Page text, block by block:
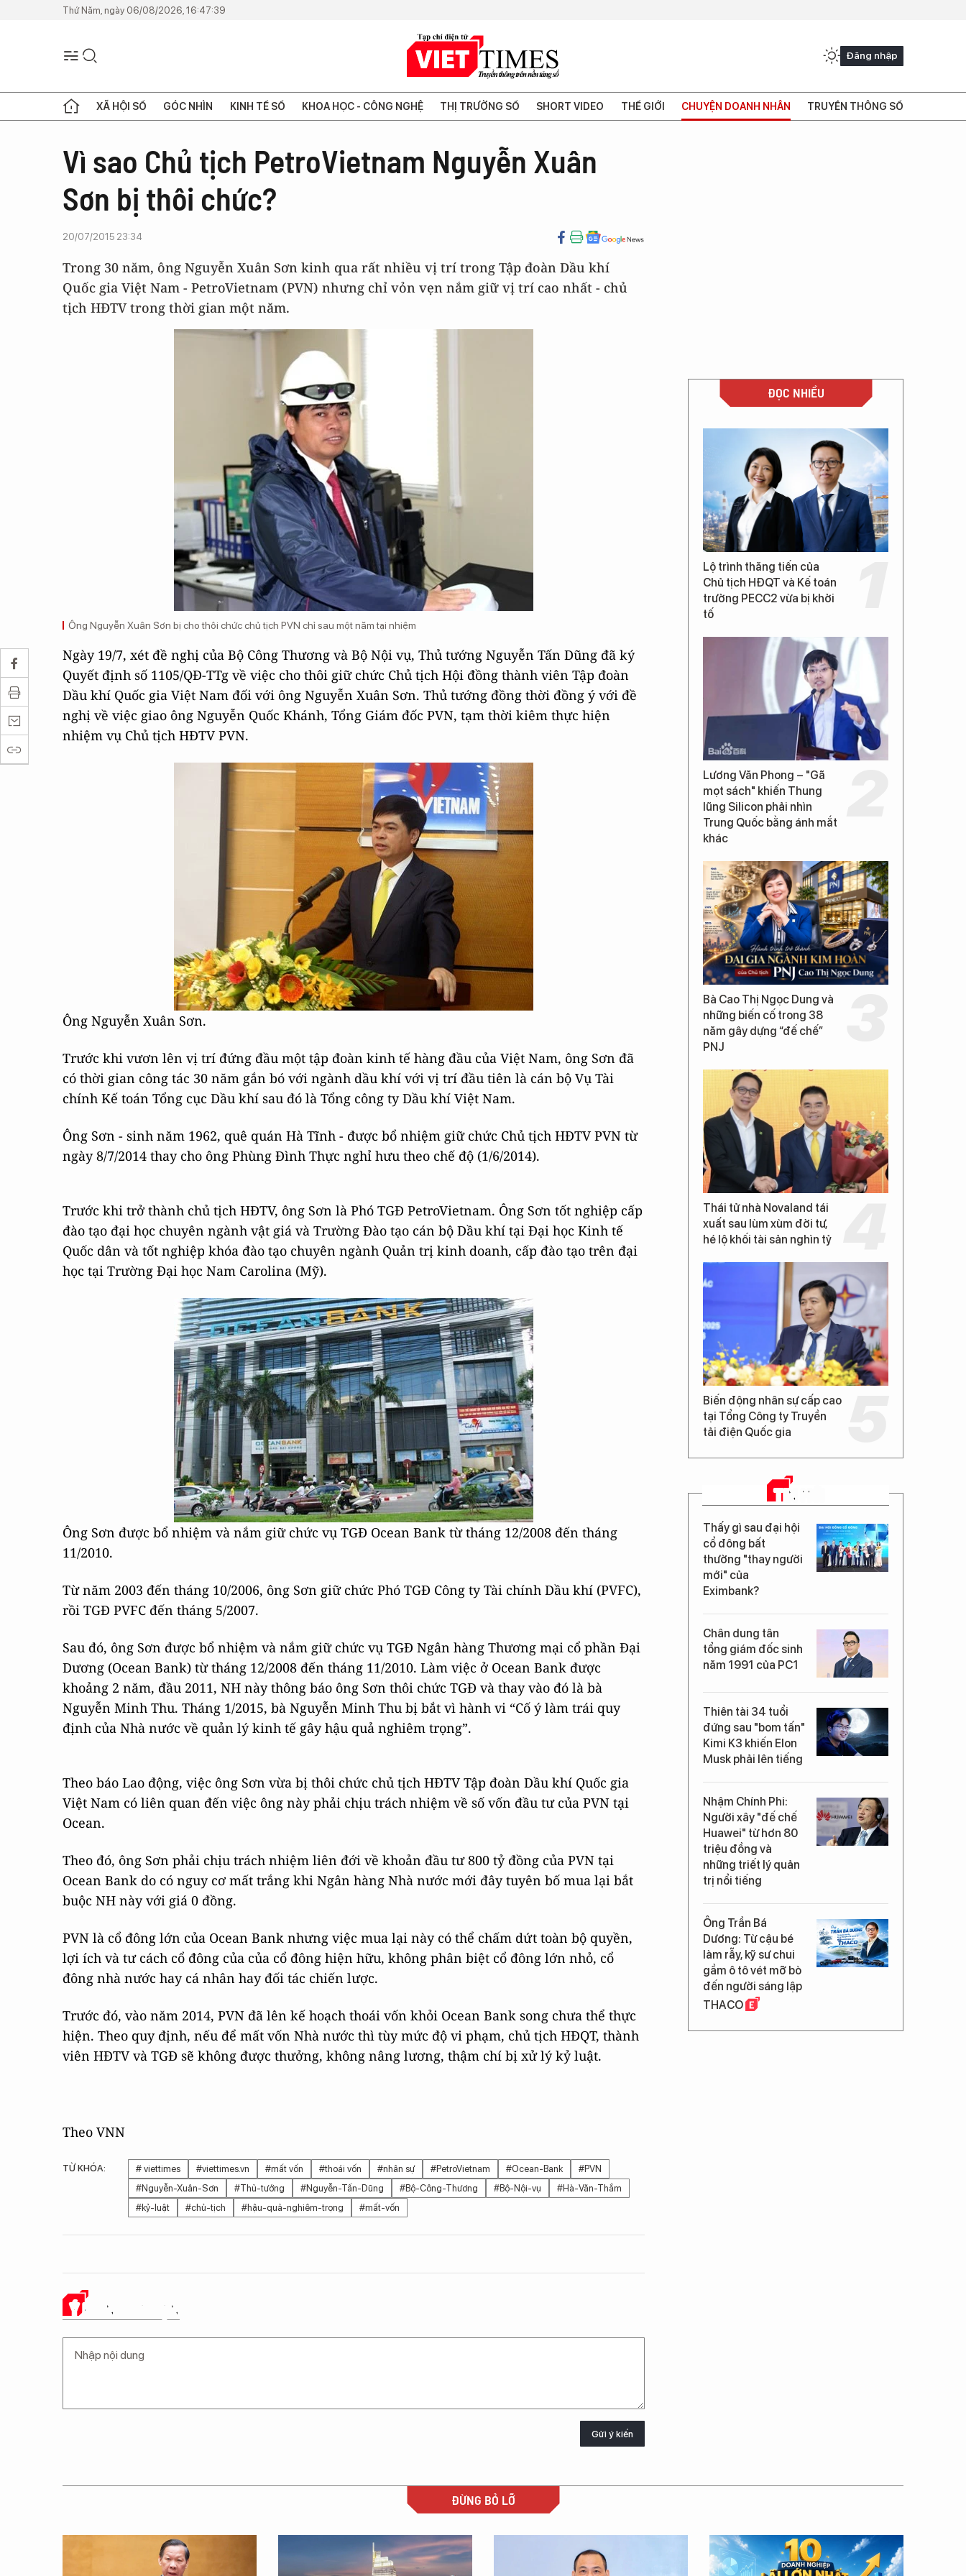
Thứ Năm, ngày 06/08/2026, 16:47:39
Đăng nhập
XÃ HỘI SỐ GÓC NHÌN KINH TẾ SỐ KHOA HỌC - CÔNG NGHỆ THỊ TRƯỜNG SỐ SHORT VIDEO THẾ GIỚI CHUYỆN DOANH NHÂN TRUYỀN THÔNG SỐ
Vì sao Chủ tịch PetroVietnam Nguyễn Xuân
Sơn bị thôi chức?
20/07/2015 23:34
Trong 30 năm, ông Nguyễn Xuân Sơn kinh qua rất nhiều vị trí trong Tập đoàn Dầu khí
Quốc gia Việt Nam - PetroVietnam (PVN) nhưng chỉ vỏn vẹn nắm giữ vị trí cao nhất - chủ
tịch HĐTV trong thời gian một năm.
Ông Nguyễn Xuân Sơn bị cho thôi chức chủ tịch PVN chỉ sau một năm tại nhiệm
Ngày 19/7, xét đề nghị của Bộ Công Thương và Bộ Nội vụ, Thủ tướng Nguyễn Tấn Dũng đã ký
Quyết định số 1105/QĐ-TTg về việc cho thôi giữ chức Chủ tịch Hội đồng thành viên Tập đoàn
Dầu khí Quốc gia Việt Nam đối với ông Nguyễn Xuân Sơn. Thủ tướng đồng thời đồng ý với đề
nghị về việc giao ông Nguyễn Quốc Khánh, Tổng Giám đốc PVN, tạm thời kiêm thực hiện
nhiệm vụ Chủ tịch HĐTV PVN.
Ông Nguyễn Xuân Sơn.
Trước khi vươn lên vị trí đứng đầu một tập đoàn kinh tế hàng đầu của Việt Nam, ông Sơn đã
có thời gian công tác 30 năm gắn bó với ngành dầu khí với vị trí đầu tiên là cán bộ Vụ Tài
chính Kế toán Tổng cục Dầu khí sau đó là Tổng công ty Dầu khí Việt Nam.
Ông Sơn - sinh năm 1962, quê quán Hà Tĩnh - được bổ nhiệm giữ chức Chủ tịch HĐTV PVN từ
ngày 8/7/2014 thay cho ông Phùng Đình Thực nghỉ hưu theo chế độ (1/6/2014).
Trước khi trở thành chủ tịch HĐTV, ông Sơn là Phó TGĐ PetroVietnam. Ông Sơn tốt nghiệp cấp
đào tạo đại học chuyên ngành vật giá và Trường Đào tạo cán bộ Dầu khí tại Đại học Kinh tế
Quốc dân và tốt nghiệp khóa đào tạo chuyên ngành Quản trị kinh doanh, cấp đào tạo trên đại
học tại Trường Đại học Nam Carolina (Mỹ).
Ông Sơn được bổ nhiệm và nắm giữ chức vụ TGĐ Ocean Bank từ tháng 12/2008 đến tháng
11/2010.
Từ năm 2003 đến tháng 10/2006, ông Sơn giữ chức Phó TGĐ Công ty Tài chính Dầu khí (PVFC),
rồi TGĐ PVFC đến tháng 5/2007.
Sau đó, ông Sơn được bổ nhiệm và nắm giữ chức vụ TGĐ Ngân hàng Thương mại cổ phần Đại
Dương (Ocean Bank) từ tháng 12/2008 đến tháng 11/2010. Làm việc ở Ocean Bank được
khoảng 2 năm, đầu 2011, NH này thông báo ông Sơn thôi chức TGĐ và thay vào đó là bà
Nguyễn Minh Thu. Tháng 1/2015, bà Nguyễn Minh Thu bị bắt vì hành vi “Cố ý làm trái quy
định của Nhà nước về quản lý kinh tế gây hậu quả nghiêm trọng”.
Theo báo Lao động, việc ông Sơn vừa bị thôi chức chủ tịch HĐTV Tập đoàn Dầu khí Quốc gia
Việt Nam có liên quan đến việc ông này phải chịu trách nhiệm về số vốn đầu tư của PVN tại
Ocean.
Theo đó, ông Sơn phải chịu trách nhiệm liên đới về khoản đầu tư 800 tỷ đồng của PVN tại
Ocean Bank do có nguy cơ mất trắng khi Ngân hàng Nhà nước mới đây tuyên bố mua lại bắt
buộc NH này với giá 0 đồng.
PVN là cổ đông lớn của Ocean Bank nhưng việc mua lại này có thể chấm dứt toàn bộ quyền,
lợi ích và tư cách cổ đông của của cổ đông hiện hữu, không phân biệt cổ đông lớn nhỏ, cổ
đông nhà nước hay cá nhân hay đối tác chiến lược.
Trước đó, vào năm 2014, PVN đã lên kế hoạch thoái vốn khỏi Ocean Bank song chưa thể thực
hiện. Theo quy định, nếu để mất vốn Nhà nước thì tùy mức độ vi phạm, chủ tịch HĐQT, thành
viên HĐTV và TGĐ sẽ không được thưởng, không nâng lương, thậm chí bị xử lý kỷ luật.
Theo VNN
TỪ KHÓA: # viettimes #viettimes.vn #mất vốn #thoái vốn #nhân sự #PetroVietnam #Ocean-Bank
#PVN
#Nguyễn-Xuân-Sơn
#Thủ-tướng #Nguyễn-Tấn-Dũng #Bộ-Công-Thương #Bộ-Nội-vụ
#Hà-Văn-Thắm
#kỷ-luật
#chủ-tịch #hậu-quả-nghiêm-trọng #mất-vốn
Ý KIẾN CỦA BẠN
Gửi ý kiến
ĐỌC NHIỀU
Lộ trình thăng tiến của
Chủ tịch HĐQT và Kế toán
trưởng PECC2 vừa bị khởi
tố
Lương Văn Phong – "Gã
mọt sách" khiến Thung
lũng Silicon phải nhìn
Trung Quốc bằng ánh mắt
khác
Bà Cao Thị Ngọc Dung và
những biến cố trong 38
năm gây dựng “đế chế”
PNJ
Thái tử nhà Novaland tái
xuất sau lùm xùm đời tư,
hé lộ khối tài sản nghìn tỷ
Biến động nhân sự cấp cao
tại Tổng Công ty Truyền
tải điện Quốc gia
TIN MỚI
Thấy gì sau đại hội
cổ đông bất
thường "thay người
mới" của
Eximbank?
Chân dung tân
tổng giám đốc sinh
năm 1991 của PC1
Thiên tài 34 tuổi
đứng sau "bom tấn"
Kimi K3 khiến Elon
Musk phải lên tiếng
Nhậm Chính Phi:
Người xây "đế chế
Huawei" từ hơn 80
triệu đồng và
những triết lý quản
trị nổi tiếng
Ông Trần Bá
Dương: Từ cậu bé
làm rẫy, kỹ sư chui
gầm ô tô vét mỡ bò
đến người sáng lập
THACO
ĐỪNG BỎ LỠ